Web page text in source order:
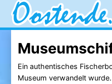
Ein authentisches
Museum verwandelt